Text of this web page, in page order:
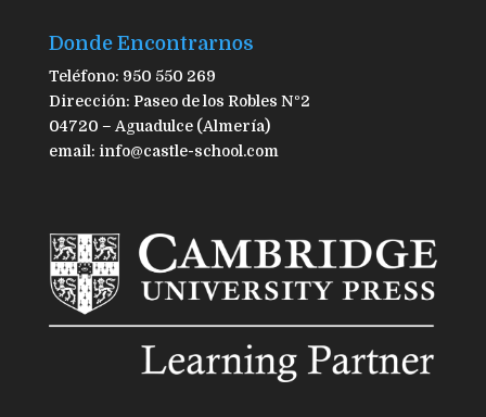
Donde Encontrarnos
Teléfono: 950 550 269
Dirección: Paseo de los Robles Nº2
04720 – Aguadulce (Almería)
email: info@castle-school.com